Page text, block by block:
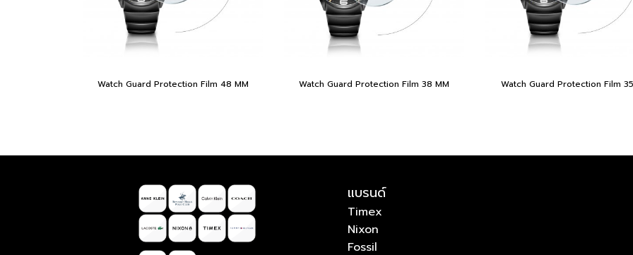
Watch Guard Protection Film 48 MM Watch Guard Protection Film 38 MM Watch Guard Protection Film
แบรนด์
Timex
Nixon
Fossil